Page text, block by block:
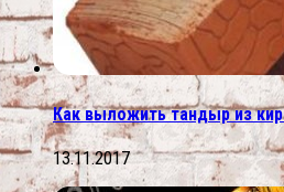
Как выложить тандыр из
13.11.2017